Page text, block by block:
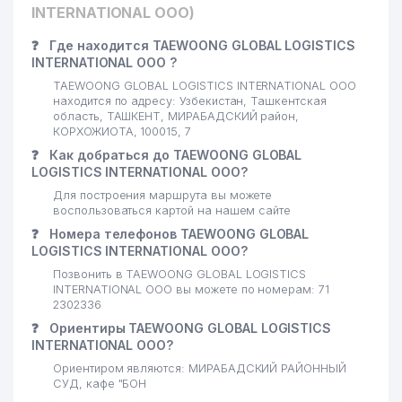
21
GLOBAL LOGISTICS SYSTEMS
ООО
510 м
INDIGOS MAX ООО 527 м
23 ANGELS FOOD HOLDING ООО 576 м
24
ГОСУДАРСТВЕННЫЙ МУЗЕЙ
ИСКУССТВ УЗБЕКИСТАНА
25 PREMIUM SPORT GROUP ООО 599 м
26 ИНГО-УЗБЕКИСТАН АО
27 БЮРО НЕСЧАСТНЫХ СЛУЧАЕВ 654 м
28
ПРЕДСТАВИТЕЛЬСТВО
655 м
29 УЗДОНМАХСУЛОТ АО 656 м
INTERNATIONAL ООО)
❓
Где находится TAEWOONG GLOBAL LOGISTICS
INTERNATIONAL ООО ?
TAEWOONG GLOBAL LOGISTICS INTERNATIONAL ООО
находится по адресу: Узбекистан, Ташкентская
область, ТАШКЕНТ, МИРАБАДСКИЙ район,
КОРХОЖИОТА, 100015, 7
❓
Как добраться до TAEWOONG GLOBAL
LOGISTICS INTERNATIONAL ООО?
Для построения маршрута вы можете
воспользоваться картой на нашем сайте
❓
Номера телефонов TAEWOONG GLOBAL
LOGISTICS INTERNATIONAL ООО?
Позвонить в TAEWOONG GLOBAL LOGISTICS
INTERNATIONAL ООО вы можете по номерам: 71
2302336
❓
Ориентиры TAEWOONG GLOBAL LOGISTICS
INTERNATIONAL ООО?
Ориентиром являются: МИРАБАДСКИЙ РАЙОННЫЙ
СУД, кафе "БОН